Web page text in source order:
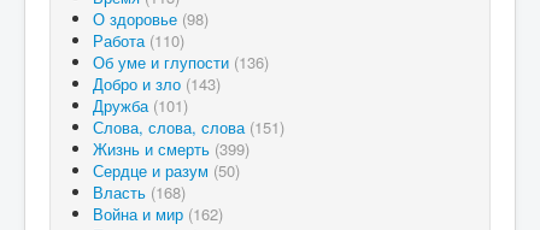
О здоровье (98)
Работа (110)
Об уме и глупости (136)
Добро и зло (143)
Дружба (101)
Слова, слова, слова (151)
Жизнь и смерть (399)
Сердце и разум (50)
Власть (168)
Война и мир (162)